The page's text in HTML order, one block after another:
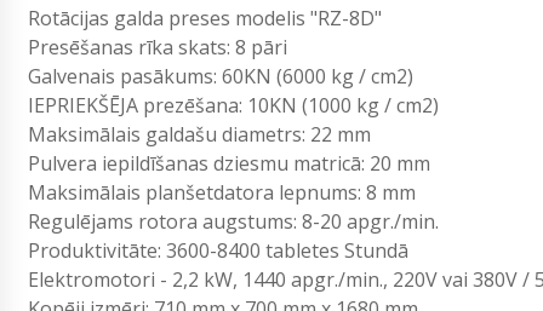
Rotācijas galda preses modelis "RZ-8D"
Presēšanas rīka skats: 8 pāri
Galvenais pasākums: 60KN (6000 kg / cm2)
IEPRIEKŠĒJA prezēšana: 10KN (1000 kg / cm2)
Maksimālais galdašu diametrs: 22 mm
Pulvera iepildīšanas dziesmu matricā: 20 mm
Maksimālais planšetdatora lepnums: 8 mm
Regulējams rotora augstums: 8-20 apgr./min.
Produktivitāte: 3600-8400 tabletes Stundā
Elektromotori - 2,2 kW, 1440 apgr./min., 220V vai 380V /